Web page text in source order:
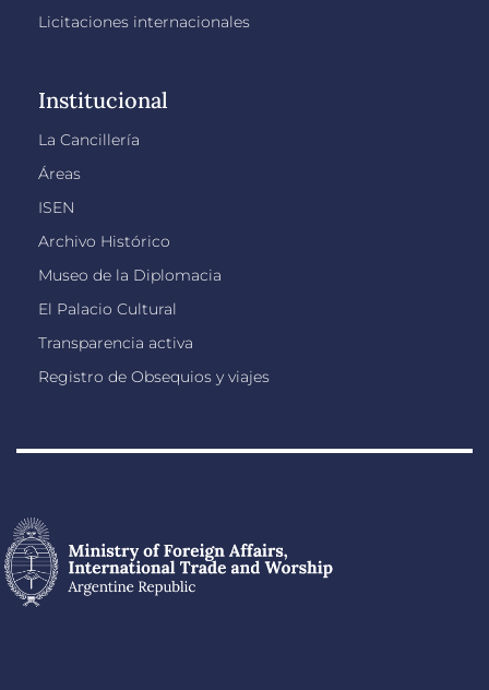
Licitaciones internacionales
Institucional
La Cancillería
Áreas
ISEN
Archivo Histórico
Museo de la Diplomacia
El Palacio Cultural
Transparencia activa
Registro de Obsequios y viajes